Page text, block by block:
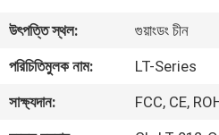
আমাদের
সম্পর্কে
কারখানা
উৎপত্তি স্থল:
গুয়াংডং চীন
পরিচিতিমুলক নাম:
LT-Series
সাক্ষ্যদান:
FCC, CE,